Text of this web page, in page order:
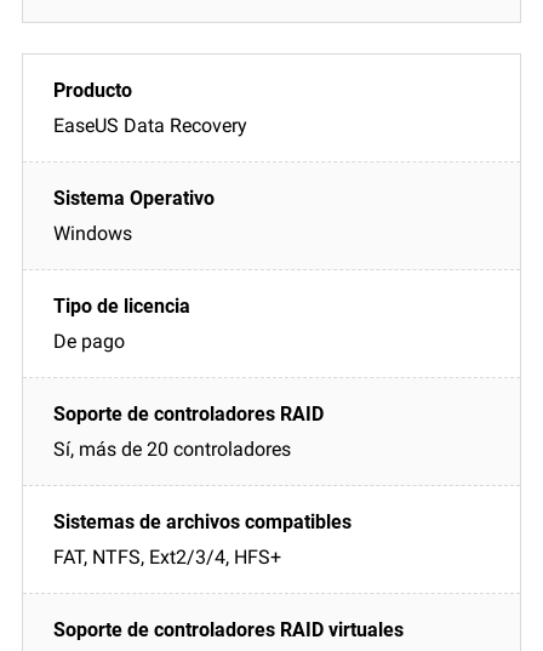
EaseUS Data Recovery
Windows
De pago
Sí, más de 20 controladores
FAT, NTFS, Ext2/3/4, HFS+